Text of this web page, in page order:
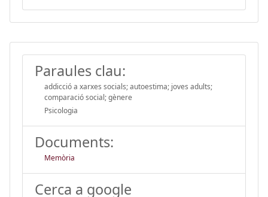
Paraules clau:
addicció a xarxes socials; autoestima; joves adults;
comparació social; gènere
Psicologia
Documents:
Memòria
Cerca a google